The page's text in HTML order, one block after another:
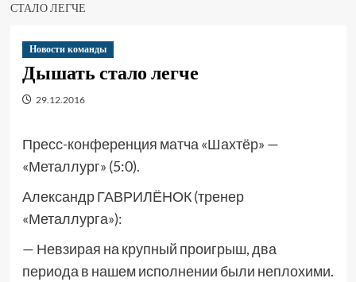
СТАЛО ЛЕГЧЕ
Новости команды
Дышать стало легче
29.12.2016
Пресс-конференция матча «Шахтёр» —
«Металлург» (5:0).
Александр ГАВРИЛЁНОК (тренер
«Металлурга»):
— Невзирая на крупный проигрыш, два
периода в нашем исполнении были неплохими.